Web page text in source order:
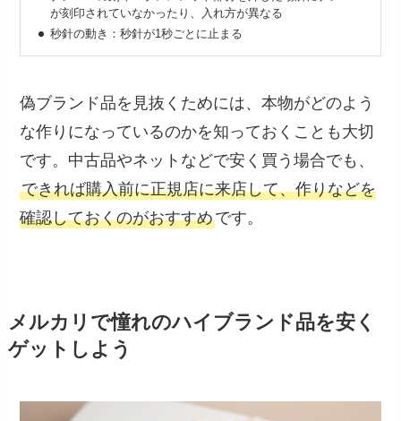
が刻印されていなかったり、入れ方が異なる
秒針の動き：秒針が1秒ごとに止まる
偽ブランド品を見抜くためには、本物がどのよう
な作りになっているのかを知っておくことも大切
です。中古品やネットなどで安く買う場合でも、
できれば購入前に正規店に来店して、作りなどを
確認しておくのがおすすめです。
メルカリで憧れのハイブランド品を安く
ゲットしよう